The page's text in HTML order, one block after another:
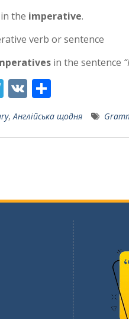
the imperative.
verb or sentence
in the sentence
T
el
e
gr
V
K
ar
e
,Англійська щодня